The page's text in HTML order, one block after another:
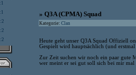
» Q3A (CPMA) Squad
Kategorie: Clan
Heute geht unser Q3A Squad Offiziell
Gespielt wird hauptsächlich (und
Zur Zeit suchen wir noch ein paar gute
wer meint er sei gut soll sich bei mir mal